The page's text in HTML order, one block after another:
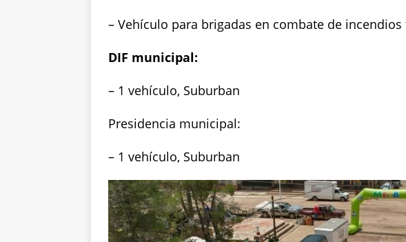
– Vehículo para brigadas en combate de
DIF municipal:
– 1 vehículo, Suburban
Presidencia municipal:
– 1 vehículo, Suburban